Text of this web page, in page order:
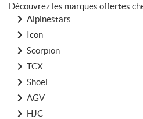
Découvrez les marques offertes
Alpinestars
Icon
Scorpion
TCX
Shoei
AGV
HJC